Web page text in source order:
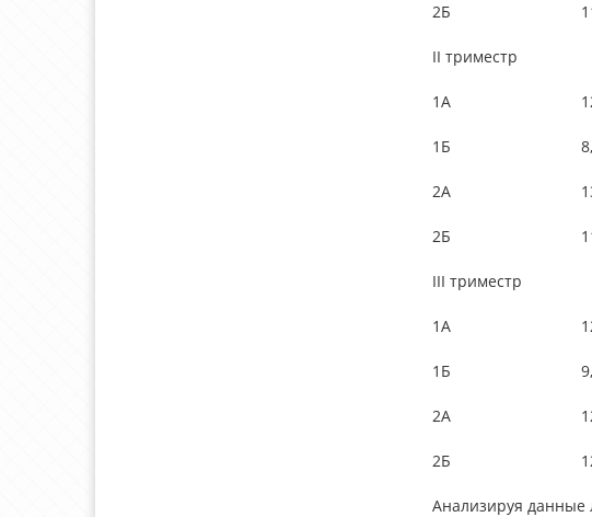
2Б
II триместр
1А
1Б
2А
2Б
III триместр
1А
1Б
2А
2Б
Анализируя данные